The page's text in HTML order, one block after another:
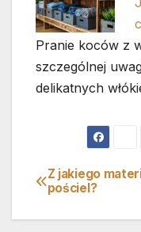
Pranie koców z
szczególnej
delikatnych
wpisu
Z jakiego
pościel?